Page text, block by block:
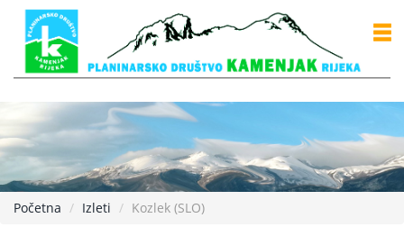
Početna Izleti Kozlek (SLO)